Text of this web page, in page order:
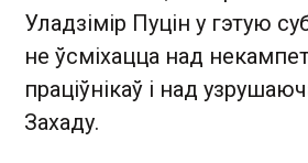
Уладзімір Пуцін у гэтую
не ўсміхацца над
праціўнікаў і над
Захаду.